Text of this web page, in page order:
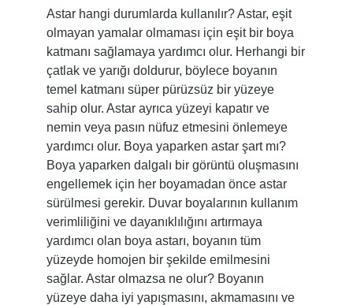
Astar hangi durumlarda kullanılır? Astar, eşit
olmayan yamalar olmaması için eşit bir boya
katmanı sağlamaya yardımcı olur. Herhangi bir
çatlak ve yarığı doldurur, böylece boyanın
temel katmanı süper pürüzsüz bir yüzeye
sahip olur. Astar ayrıca yüzeyi kapatır ve
nemin veya pasın nüfuz etmesini önlemeye
yardımcı olur. Boya yaparken astar şart mı?
Boya yaparken dalgalı bir görüntü oluşmasını
engellemek için her boyamadan önce astar
sürülmesi gerekir. Duvar boyalarının kullanım
verimliliğini ve dayanıklılığını artırmaya
yardımcı olan boya astarı, boyanın tüm
yüzeyde homojen bir şekilde emilmesini
sağlar. Astar olmazsa ne olur? Boyanın
yüzeye daha iyi yapışmasını, akmamasını ve